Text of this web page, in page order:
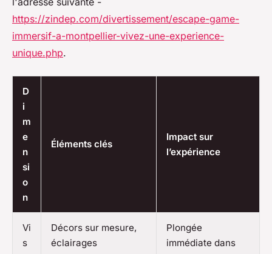
https://zindep.com/divertissement/escape-game-
immersif-a-montpellier-vivez-une-experience-
unique.php.
D
i
m
e
n
si
o
n
Éléments clés
Impact sur
l’expérience
Vi
s
Décors sur mesure,
éclairages
Plongée
immédiate dans